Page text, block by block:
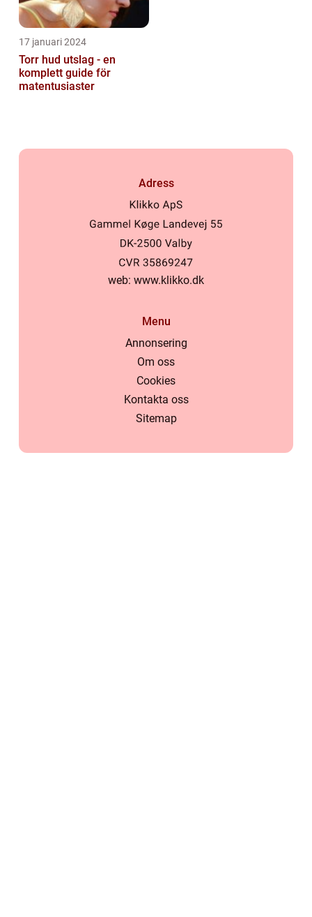
17 januari 2024
Torr hud utslag - en
komplett guide för
matentusiaster
Adress
web: www.klikko.dk
Menu
Annonsering
Om oss
Cookies
Kontakta oss
Sitemap